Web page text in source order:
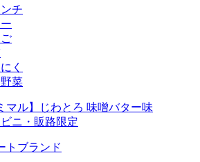
チ
く
菜
ニ・販路限定
トブランド